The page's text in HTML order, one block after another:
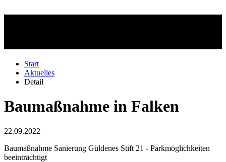
Start
Aktuelles
Detail
Baumaßnahme in Falken
22.09.2022
Baumaßnahme Sanierung Güldenes Stift 21 - Parkmöglichkeiten
beeinträchtigt